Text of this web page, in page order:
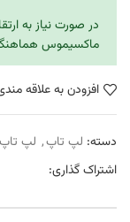
در صورت نیاز به
ماکسیموس
افزودن به علاقه
دسته: لپ تاپ, لپ
اشتراک گذاری: